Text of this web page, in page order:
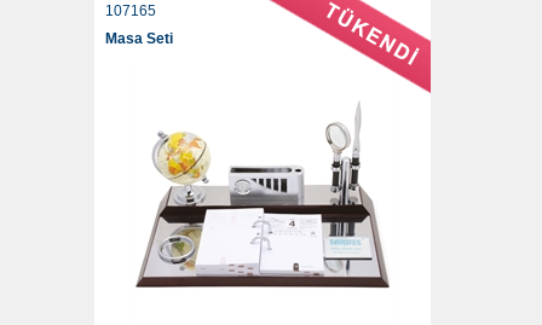
107165
Masa Seti